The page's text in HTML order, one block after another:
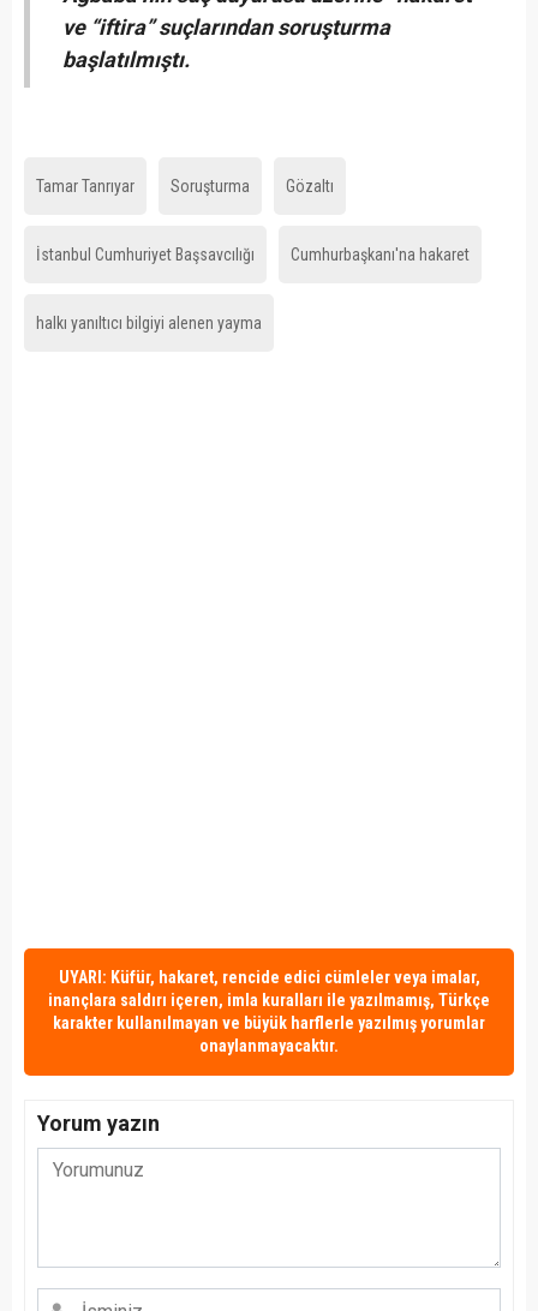
ve “iftira” suçlarından soruşturma
başlatılmıştı.
Tamar Tanrıyar Soruşturma Gözaltı
İstanbul Cumhuriyet Başsavcılığı Cumhurbaşkanı'na hakaret
halkı yanıltıcı bilgiyi alenen yayma
UYARI: Küfür, hakaret, rencide edici cümleler veya imalar,
inançlara saldırı içeren, imla kuralları ile yazılmamış, Türkçe
karakter kullanılmayan ve büyük harflerle yazılmış yorumlar
onaylanmayacaktır.
Yorum yazın